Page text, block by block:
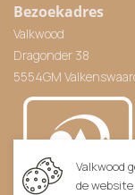
Bezoekadres
Valkwood
Dragonder 38
5554GM
Valkwood
de